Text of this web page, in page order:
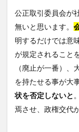
公正取引委員会が
無いと思います。
明するだけでは意
が規定されること
（廃止が一番）
を持たせる事が大
状を否定しないと
焉させ、政権交代